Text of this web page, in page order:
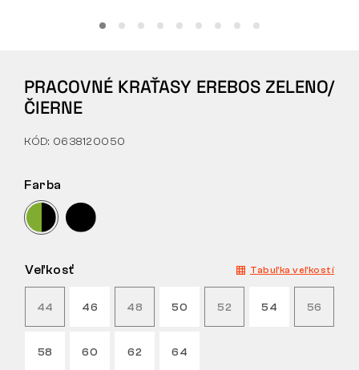
O NÁS
PREDAJŇA S BISTROM
KONTAKT
VRÁTENIE
PRACOVNÉ KRAŤASY EREBOS ZELENO/
ČIERNE
KÓD: 0638120050
Farba
Veľkosť Tabuľka veľkostí
44 46 48 50 52 54 56
58 60 62 64